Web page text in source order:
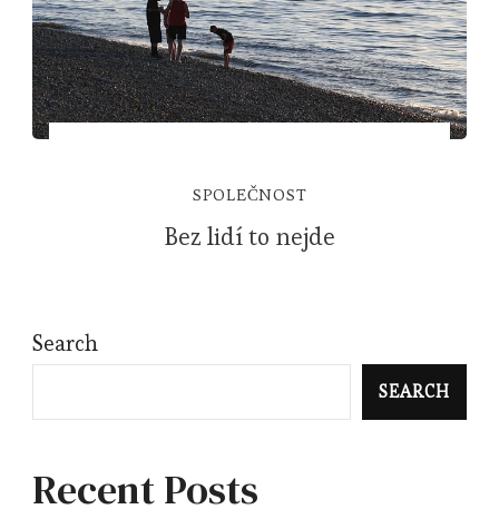
SPOLEČNOST
Bez lidí to nejde
Search
SEARCH
Recent Posts